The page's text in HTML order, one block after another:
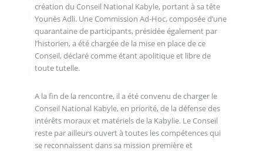
création du Conseil National Kabyle, portant à sa tête
Younès Adli. Une Commission Ad-Hoc, composée d’une
quarantaine de participants, présidée également par
l’historien, a été chargée de la mise en place de ce
Conseil, déclaré comme étant apolitique et libre de
toute tutelle.
A la fin de la rencontre, il a été convenu de charger le
Conseil National Kabyle, en priorité, de la défense des
intérêts moraux et matériels de la Kabylie. Le Conseil
reste par ailleurs ouvert à toutes les compétences qui
se reconnaissent dans sa mission première et